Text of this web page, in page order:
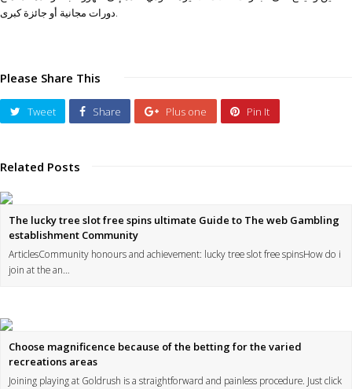
دورات مجانية أو جائزة كبرى.
Please Share This
Tweet Share Plus one Pin It
Related Posts
The lucky tree slot free spins ultimate Guide to The web Gambling
establishment Community
ArticlesCommunity honours and achievement: lucky tree slot free spinsHow do i
join at the an…
Choose magnificence because of the betting for the varied
recreations areas
Joining playing at Goldrush is a straightforward and painless procedure. Just click